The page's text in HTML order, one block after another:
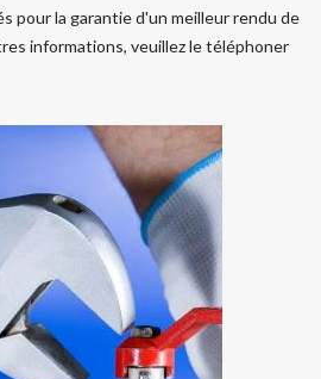
pour la garantie d'un meilleur rendu de
informations, veuillez le téléphoner